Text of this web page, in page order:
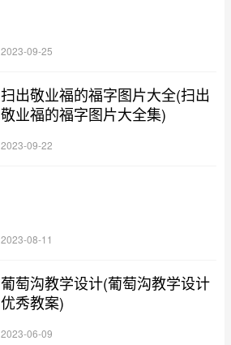
2023-09-25
扫出敬业福的福字图片大全(扫出
敬业福的福字图片大全集)
2023-09-22
2023-08-11
葡萄沟教学设计(葡萄沟教学设计
优秀教案)
2023-06-09